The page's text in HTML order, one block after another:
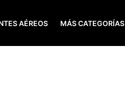
AÉREOS MÁS CATEGORÍAS